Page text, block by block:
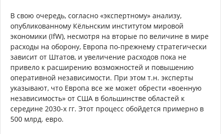
В свою очередь, согласно «экспертному» анализу,
опубликованному Кёльнским институтом мировой
экономики (IfW), несмотря на вторые по величине в мире
расходы на оборону, Европа по-прежнему стратегически
зависит от Штатов, и увеличение расходов пока не
привело к расширению возможностей и повышению
оперативной независимости. При этом т.н. эксперты
указывают, что Европа все же может обрести «военную
независимость» от США в большинстве областей к
середине 2030-х гг. Этот процесс обойдется примерно в
500 млрд. евро.